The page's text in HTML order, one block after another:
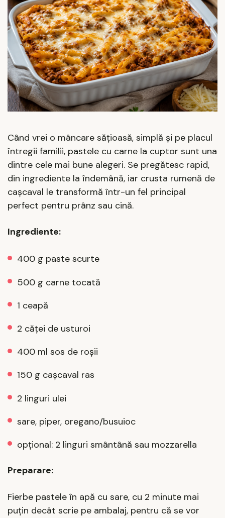
Când vrei o mâncare sățioasă, simplă și pe placul
întregii familii, pastele cu carne la cuptor sunt una
dintre cele mai bune alegeri. Se pregătesc rapid,
din ingrediente la îndemână, iar crusta rumenă de
cașcaval le transformă într-un fel principal
perfect pentru prânz sau cină.
Ingrediente:
400 g paste scurte
500 g carne tocată
1 ceapă
2 căței de usturoi
400 ml sos de roșii
150 g cașcaval ras
2 linguri ulei
sare, piper, oregano/busuioc
opțional: 2 linguri smântână sau mozzarella
Preparare:
Fierbe pastele în apă cu sare, cu 2 minute mai
puțin decât scrie pe ambalaj, pentru că se vor